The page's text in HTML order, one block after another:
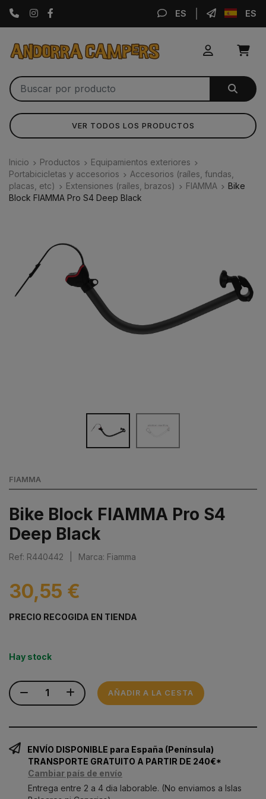
Instagram ES ES
VER TODOS LOS PRODUCTOS
Inicio Productos
Equipamientos exteriores
Portabicicletas y accesorios
Accesorios (raíles, fundas,
placas, etc)
Extensiones (raíles, brazos) FIAMMA
Bike
Block FIAMMA Pro S4 Deep Black
FIAMMA
Bike Block FIAMMA Pro S4
Deep Black
Ref: R440442 Marca: Fiamma
30,55 €
PRECIO RECOGIDA EN TIENDA
Hay stock
AÑADIR A LA CESTA
ENVÍO DISPONIBLE para España (Península)
TRANSPORTE GRATUITO A PARTIR DE 240€*
Cambiar país de envío
Entrega entre 2 a 4 dia laborable. (No enviamos a Islas